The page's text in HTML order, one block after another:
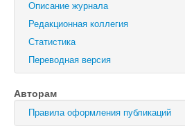
Письма в Журнал технической
Физика твердого тела
Физика и техника
Оптика и спектроскопия
Поиск
Описание журнала
Редакционная коллегия
Статистика
Переводная версия
Авторам
Правила оформления публикаций